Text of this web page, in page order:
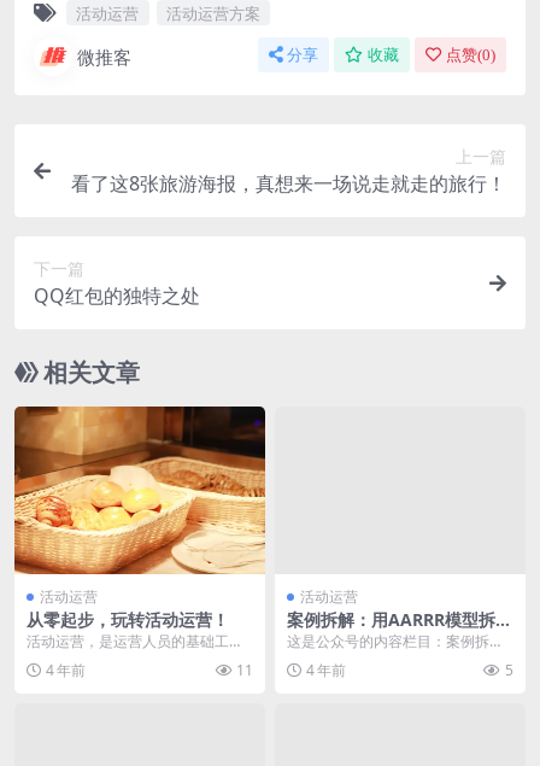
活动运营 活动运营方案
微推客 分享 收藏 点赞(0)
上一篇
看了这8张旅游海报，真想来一场说走就走的旅行！
下一篇
QQ红包的独特之处
相关文章
活动运营
从零起步，玩转活动运营！
活动运营，是运营人员的基础工作
之一，它是紧紧围绕用户和内容进
行的，是用户运营和内...
4 年前 11
活动运营
案例拆解：用AARRR模型拆解
暖石网
这是公众号的内容栏目：案例拆
解，每天通过一个教育案例拆解和
分析，让你获得在线教育...
4 年前 5